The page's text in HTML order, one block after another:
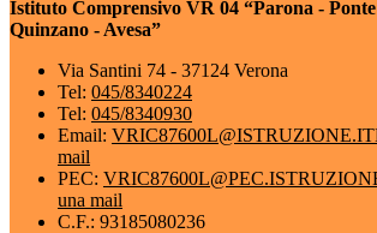
Istituto Comprensivo VR 04 “Parona -
Quinzano - Avesa”
Via Santini 74 - 37124 Verona
Tel: 045/8340224
Tel: 045/8340930
Email: VRIC87600L@ISTRUZIONE.IT
mail
PEC:
una mail
C.F.: 93185080236